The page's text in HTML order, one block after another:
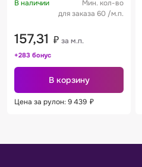
В наличии
Мин. кол-во
для заказа 60 /м.п.
157,31 ₽ за м.п.
+283 бонус
В корзину
Цена за рулон: 9 439 ₽